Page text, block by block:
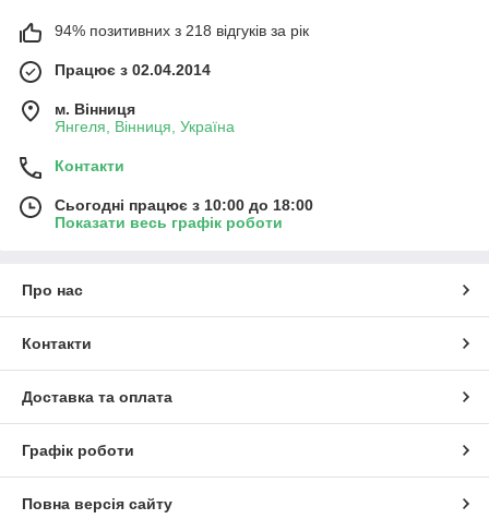
94% позитивних з 218 відгуків за рік
Працює з 02.04.2014
м. Вінниця
Янгеля, Вінниця, Україна
Контакти
Сьогодні працює з 10:00 до 18:00
Показати весь графік роботи
Про нас
Контакти
Доставка та оплата
Графік роботи
Повна версія сайту